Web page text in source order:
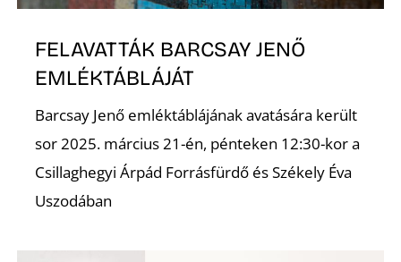
FELAVATTÁK BARCSAY JENŐ
EMLÉKTÁBLÁJÁT
Barcsay Jenő emléktáblájának avatására került
sor 2025. március 21-én, pénteken 12:30-kor a
Csillaghegyi Árpád Forrásfürdő és Székely Éva
Uszodában